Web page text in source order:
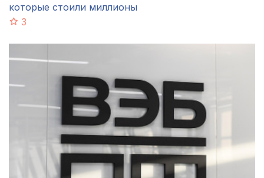
которые стоили миллионы
3